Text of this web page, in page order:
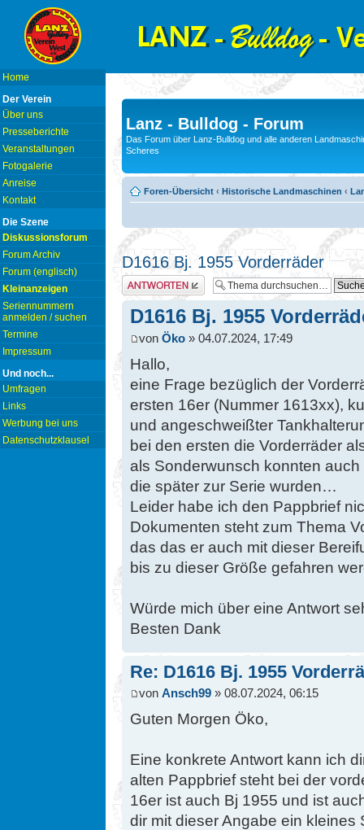
Home
Der Verein
Über uns
Presseberichte
Veranstaltungen
Fotogalerie
Anreise
Kontakt
Die Szene
Diskussionsforum
Forum Archiv
Forum (englisch)
Kleinanzeigen
Seriennummern
anmelden / suchen
Termine
Impressum
Und noch...
Umfragen
Links
Werbung bei uns
Datenschutzklausel
Lanz - Bulldog - Forum
Das Forum über Lanz-Bulldog und alle anderen
Scheres
Foren-Übersicht ‹ Historische Landmaschinen ‹
D1616 Bj. 1955 Vorderräder
Antwort erstellen
D1616 Bj. 1955
von Öko » 04.07.2024, 17:49
Hallo,
eine Frage bezüglich der
ersten 16er (Nummer 1613xx),
und angeschweißter
bei den ersten die Vorderräder
als Sonderwunsch konnten
die später zur Serie wurden…
Leider habe ich den Pappbrief
Dokumenten steht zum Thema
das das er auch mit dieser
bis zu dieser Größe gefahren
Würde mich über eine Antwort
Besten Dank
Re: D1616 Bj. 1955
von Ansch99 » 08.07.2024, 06:15
Guten Morgen Öko,
Eine konkrete Antwort kann ich
alten Pappbrief steht bei der
16er ist auch Bj 1955 und ist
dir mit dieser Angabe ein kleines